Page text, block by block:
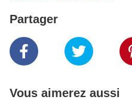
Partager
Vous aimerez aussi